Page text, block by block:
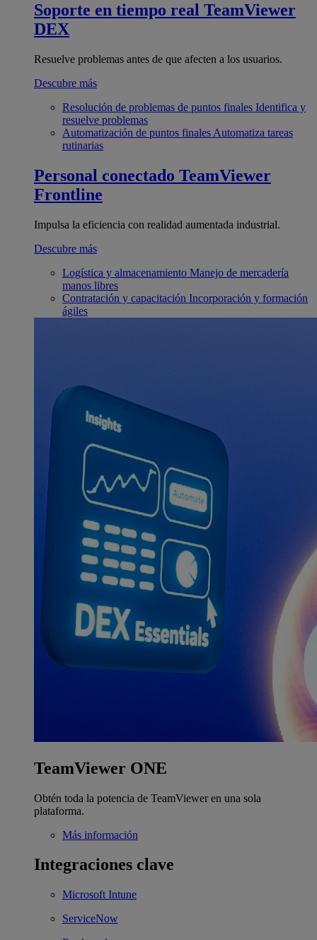
Soporte en tiempo real TeamViewer
DEX
Resuelve problemas antes de que afecten a los usuarios.
Descubre más
Resolución de problemas de puntos finales Identifica y
resuelve problemas
Automatización de puntos finales Automatiza tareas
rutinarias
Personal conectado TeamViewer
Frontline
Impulsa la eficiencia con realidad aumentada industrial.
Descubre más
Logística y almacenamiento Manejo de mercadería
manos libres
Contratación y capacitación Incorporación y formación
ágiles
TeamViewer ONE
Obtén toda la potencia de TeamViewer en una sola
plataforma.
Más información
Integraciones clave
Microsoft Intune
ServiceNow